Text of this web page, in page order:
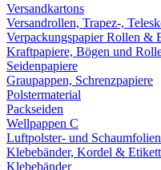
Versandkartons
Versandrollen, Trapez-,
Verpackungspapier Rollen &
Kraftpapiere, Bögen und
Seidenpapiere
Graupappen, Schrenzpapiere
Polstermaterial
Packseiden
Wellpappen C
Luftpolster- und Schaumfolien
Klebebänder, Kordel &
Klebebänder